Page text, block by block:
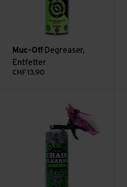
Muc-Off Degreaser,
Entfetter
CHF 13.90